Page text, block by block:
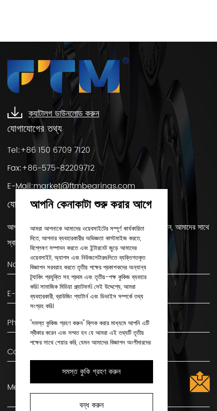
ক্যাটালগ ডাউনলোড করুন
যোগাযোগের তথ্য
Tel:+86 150 6709 7120
Fax:+86-575-82209712
E-Mail:market@ftmbearings.com
যোগাযোগ করুন
আপনার যদি কোন প্রশ্ন থাকে বা বিয়ারিং সম্পর্কে আরও জানতে চান, আমাদের সাথে
স্বাচ্ছন্দ্যে যোগাযোগ করুন!
আপনি কেনাকাটা শুরু করার আগে
আমরা আপনাকে আমাদের ওয়েবসাইটের সম্পূর্ণ কার্যকারিতা
দিতে, আপনার ব্যবহারকারীর অভিজ্ঞতা কাস্টমাইজ করতে,
বিশ্লেষণ সম্পাদন করতে এবং ইন্টারনেট জুড়ে আমাদের
ওয়েবসাইট, অ্যাপস এবং নিউজলেটারগুলিতে ব্যক্তিগতকৃত
বিজ্ঞাপন সরবরাহ করতে তৃতীয় পক্ষের প্রকাশকদের অন্যান্য
ট্র্যাকিং প্রযুক্তি সহ প্রথম এবং তৃতীয়-পক্ষ কুকিজ ব্যবহার
করি। সামাজিক মিডিয়া প্ল্যাটফর্ম। সেই উদ্দেশ্যে, আমরা
ব্যবহারকারী, ব্রাউজিং প্যাটার্ন এবং ডিভাইস সম্পর্কে তথ্য
সংগ্রহ করি।
"সমস্ত কুকিজ গ্রহণ করুন" ক্লিক করার মাধ্যমে আপনি এটি
স্বীকার করেন এবং সম্মত হন যে আমরা এই তথ্যটি তৃতীয়
পক্ষের সাথে শেয়ার করি, যেমন আমাদের বিজ্ঞাপন অংশীদারদের
কুকিজ" দিয়ে চালিয়ে যেতে পারেন। কিন্তু মনে রাখবেন যে কিছু
ধরণের কুকি ব্লক করা হলে তা প্রভাবিত করতে পারে যে
আমরা কীভাবে আপনার পছন্দের বিষয়বস্তু সরবরাহ করতে পারি।
"কুকি সেটিংস" এ ক্লিক করুন। আপনি যদি কুকিজ সম্পর্কে
সমস্ত কুকি গ্রহণ করুন
বন্ধ করুন